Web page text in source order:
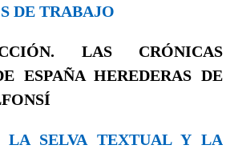
DE TRABAJO
LAS CRÓNICAS
ESPAÑA HEREDERAS DE
LA SELVA TEXTUAL Y LA